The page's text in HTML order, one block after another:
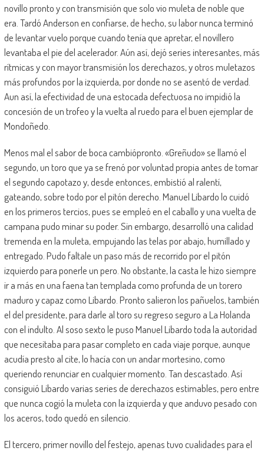
novillo pronto y con transmisión que solo vio muleta de noble que
era. Tardó Anderson en confiarse, de hecho, su labor nunca terminó
de levantar vuelo porque cuando tenía que apretar, el novillero
levantaba el pie del acelerador. Aún así, dejó series interesantes, más
rítmicas y con mayor transmisión los derechazos, y otros muletazos
más profundos por la izquierda, por donde no se asentó de verdad.
Aun así, la efectividad de una estocada defectuosa no impidió la
concesión de un trofeo y la vuelta al ruedo para el buen ejemplar de
Mondoñedo.
Menos mal el sabor de boca cambiópronto. «Greñudo» se llamó el
segundo, un toro que ya se frenó por voluntad propia antes de tomar
el segundo capotazo y, desde entonces, embistió al ralentí,
gateando, sobre todo por el pitón derecho. Manuel Libardo lo cuidó
en los primeros tercios, pues se empleó en el caballo y una vuelta de
campana pudo minar su poder. Sin embargo, desarrolló una calidad
tremenda en la muleta, empujando las telas por abajo, humillado y
entregado. Pudo faltale un paso más de recorrido por el pitón
izquierdo para ponerle un pero. No obstante, la casta le hizo siempre
ir a más en una faena tan templada como profunda de un torero
maduro y capaz como Libardo. Pronto salieron los pañuelos, también
el del presidente, para darle al toro su regreso seguro a La Holanda
con el indulto. Al soso sexto le puso Manuel Libardo toda la autoridad
que necesitaba para pasar completo en cada viaje porque, aunque
acudía presto al cite, lo hacía con un andar mortesino, como
queriendo renunciar en cualquier momento. Tan descastado. Así
consiguió Libardo varias series de derechazos estimables, pero entre
que nunca cogió la muleta con la izquierda y que anduvo pesado con
los aceros, todo quedó en silencio.
El tercero, primer novillo del festejo, apenas tuvo cualidades para el